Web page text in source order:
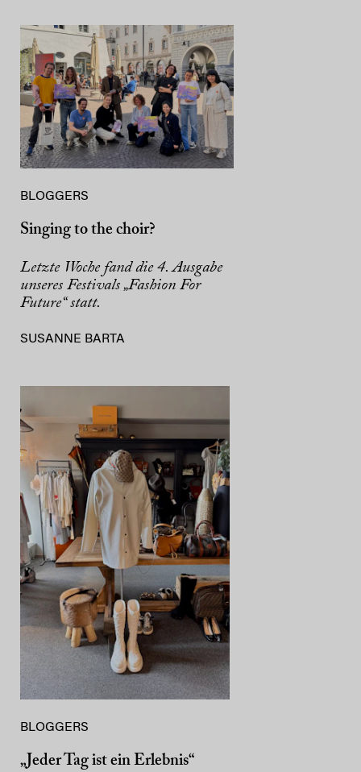
BLOGGERS
Singing to the choir?
Letzte Woche fand die 4. Ausgabe
unseres Festivals „Fashion For
Future“ statt.
SUSANNE BARTA
BLOGGERS
„Jeder Tag ist ein Erlebnis“